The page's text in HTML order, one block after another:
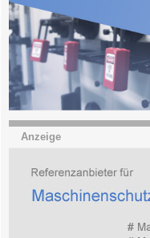
Anzeige